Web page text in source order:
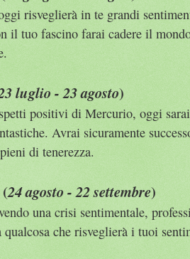
risveglierà in te grandi
il tuo fascino farai cadere il
luglio - 23 agosto)
positivi di Mercurio, oggi
Avrai sicuramente
di tenerezza.
24 agosto - 22 settembre)
una crisi sentimentale,
qualcosa che risveglierà i tuoi